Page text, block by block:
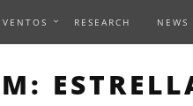
RESEARCH NEWS